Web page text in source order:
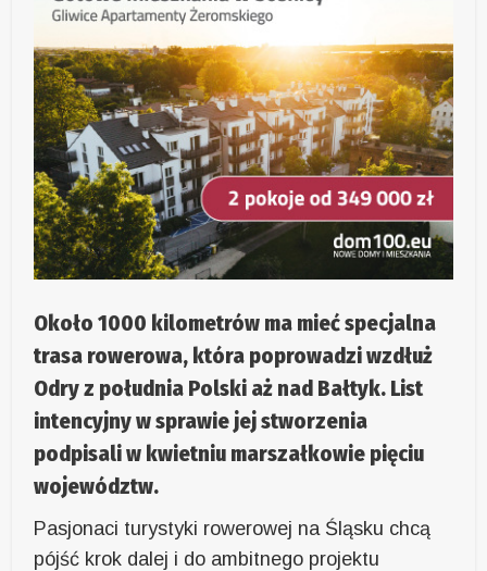
Około 1000 kilometrów ma mieć specjalna
trasa rowerowa, która poprowadzi wzdłuż
Odry z południa Polski aż nad Bałtyk. List
intencyjny w sprawie jej stworzenia
podpisali w kwietniu marszałkowie pięciu
województw.
Pasjonaci turystyki rowerowej na Śląsku chcą
pójść krok dalej i do ambitnego projektu